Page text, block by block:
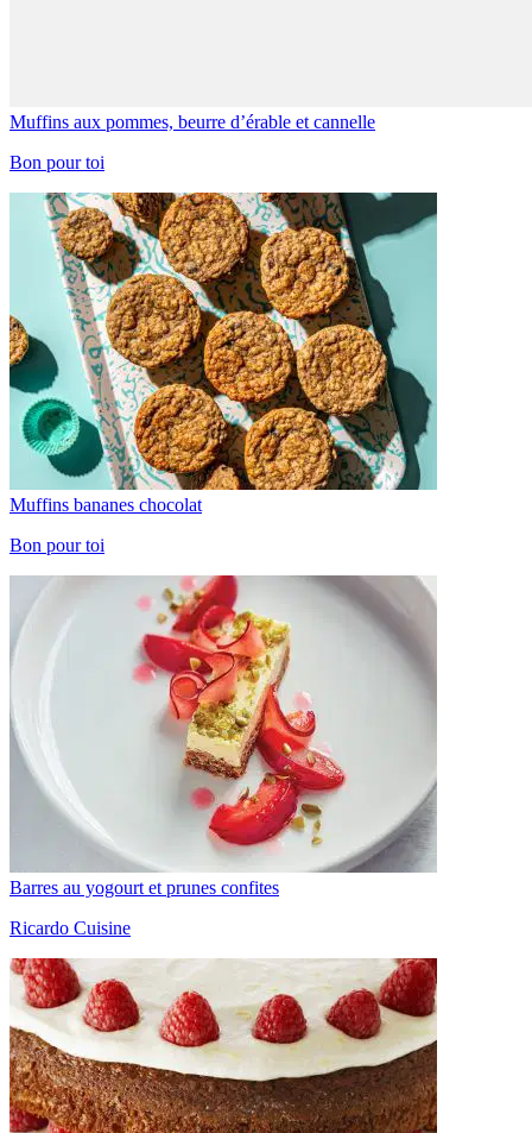
Muffins aux pommes, beurre d’érable et cannelle
Bon pour toi
Muffins bananes chocolat
Bon pour toi
Barres au yogourt et prunes confites
Ricardo Cuisine